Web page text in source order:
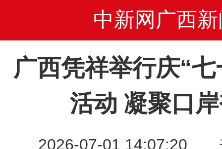
中新网广西新
广西凭祥举行庆“
活动 凝聚口
2026-07-01 14:07:20